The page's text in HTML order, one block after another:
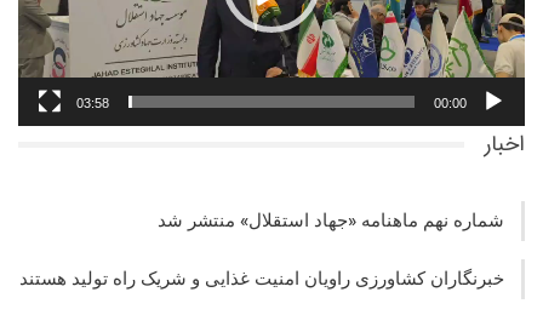
00:00
03:58
اخبار
شماره نهم ماهنامه «جهاد استقلال» منتشر شد
خبرنگاران کشاورزی راویان امنیت غذایی و شریک راه تولید هستند